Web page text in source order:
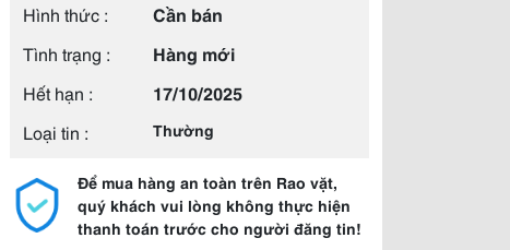
Hình thức :
Cần bán
Tình trạng :
Hàng mới
Hết hạn :
17/10/2025
Loại tin :
Thường
Để mua hàng an toàn trên Rao vặt,
quý khách vui lòng không thực hiện
thanh toán trước cho người đăng tin!